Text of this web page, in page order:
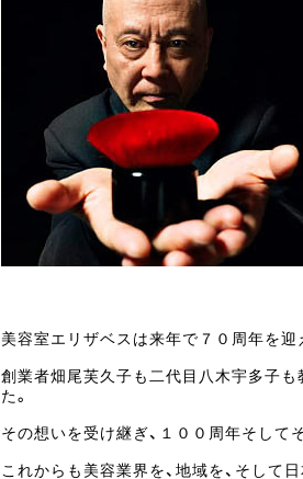
美容室エリザベスは来年で７０周年を迎
創業者畑尾芙久子も二代目八木宇多子
た。
その想いを受け継ぎ、１００周年そして
これからも美容業界を、地域を、そして